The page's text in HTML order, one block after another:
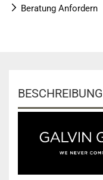
Beratung Anfordern
BESCHREIBUNG